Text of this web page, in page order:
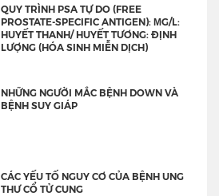
QUY TRÌNH PSA TỰ DO (FREE
PROSTATE-SPECIFIC ANTIGEN): ΜG/L:
HUYẾT THANH/ HUYẾT TƯƠNG: ĐỊNH
LƯỢNG (HÓA SINH MIỄN DỊCH)
NHỮNG NGƯỜI MẮC BỆNH DOWN VÀ
BỆNH SUY GIÁP
CÁC YẾU TỐ NGUY CƠ CỦA BỆNH UNG
THƯ CỔ TỬ CUNG